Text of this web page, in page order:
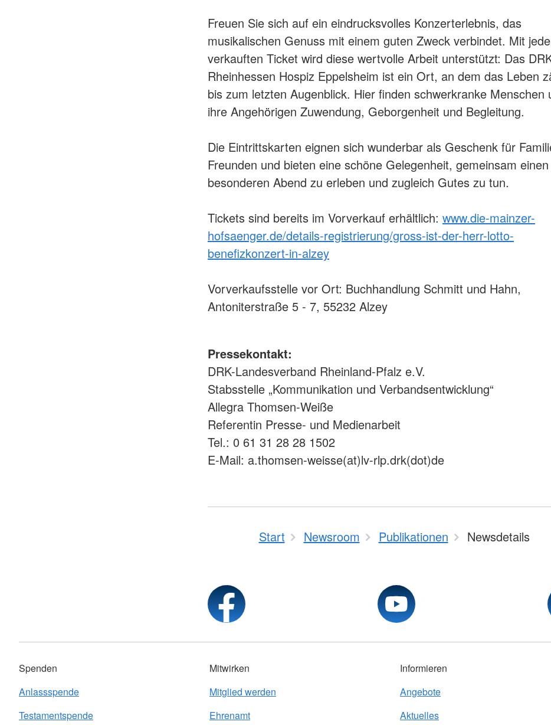
Freuen Sie sich auf ein eindrucksvolles Konzerterlebnis, das
musikalischen Genuss mit einem guten Zweck verbindet. Mit
verkauften Ticket wird diese wertvolle Arbeit unterstützt: Das
Rheinhessen Hospiz Eppelsheim ist ein Ort, an dem das Leben
bis zum letzten Augenblick. Hier finden schwerkranke Menschen
ihre Angehörigen Zuwendung, Geborgenheit und Begleitung.
Die Eintrittskarten eignen sich wunderbar als Geschenk für
Freunden und bieten eine schöne Gelegenheit, gemeinsam einen
besonderen Abend zu erleben und zugleich Gutes zu tun.
Tickets sind bereits im Vorverkauf erhältlich: www.die-mainzer-
hofsaenger.de/details-registrierung/gross-ist-der-herr-lotto-
benefizkonzert-in-alzey
Vorverkaufsstelle vor Ort: Buchhandlung Schmitt und Hahn,
Antoniterstraße 5 - 7, 55232 Alzey
Pressekontakt:
DRK-Landesverband Rheinland-Pfalz e.V.
Stabsstelle „Kommunikation und Verbandsentwicklung“
Allegra Thomsen-Weiße
Referentin Presse- und Medienarbeit
Tel.: 0 61 31 28 28 1502
E-Mail: a.thomsen-weisse(at)lv-rlp.drk(dot)de
Start Newsroom Publikationen Newsdetails
Spenden
Anlassspende
Testamentspende
Mitwirken
Mitglied werden
Ehrenamt
Informieren
Angebote
Aktuelles